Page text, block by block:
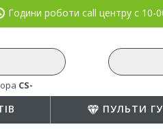
Години роботи call центру с 10-
CS-
ПУЛЬТИ